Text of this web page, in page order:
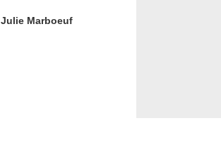
Julie Marboeuf